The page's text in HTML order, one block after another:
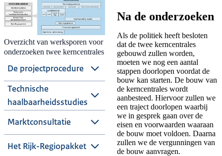
Overzicht van werksporen voor
onderzoeken twee kerncentrales
De projectprocedure
Technische
haalbaarheidsstudies
Marktconsultatie
Het Rijk-Regiopakket
Na de onderzoeken
Als de politiek heeft besloten
dat de twee kerncentrales
gebouwd zullen worden,
moeten we nog een aantal
stappen doorlopen voordat de
bouw kan starten. De bouw van
de kerncentrales wordt
aanbesteed. Hiervoor zullen we
een traject doorlopen waarbij
we in gesprek gaan over de
eisen en voorwaarden waaraan
de bouw moet voldoen. Daarna
zullen we de vergunningen van
de bouw aanvragen.